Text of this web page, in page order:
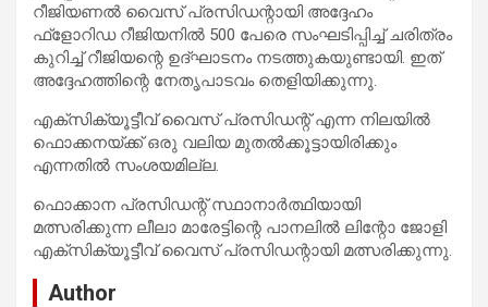
റീജിയണല്‍ വൈസ് പ്രസിഡന്റായി അദ്ദേഹം
ഫ്‌ളോറിഡ റീജിയനില്‍ 500 പേരെ സംഘടിപ്പിച്ച് ചരിത്രം
കുറിച്ച് റീജിയന്റെ ഉദ്ഘാടനം നടത്തുകയുണ്ടായി. ഇത്
അദ്ദേഹത്തിന്റെ നേതൃപാടവം തെളിയിക്കുന്നു.
എക്‌സിക്യൂട്ടീവ് വൈസ് പ്രസിഡന്റ് എന്ന നിലയില്‍
ഫൊക്കനയ്ക്ക് ഒരു വലിയ മുതല്‍ക്കൂട്ടായിരിക്കും
എന്നതില്‍ സംശയമില്ല.
ഫൊക്കാന പ്രസിഡന്റ് സ്ഥാനാര്‍ത്ഥിയായി
മത്സരിക്കുന്ന ലീലാ മാരേട്ടിന്റെ പാനലില്‍ ലിന്റോ ജോളി
എക്‌സിക്യൂട്ടീവ് വൈസ് പ്രസിഡന്റായി മത്സരിക്കുന്നു.
Author